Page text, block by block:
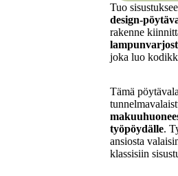
Tuo
design-
rakenne
joka luo
Tämä
työpöydälle.
ansiosta
klassisiin